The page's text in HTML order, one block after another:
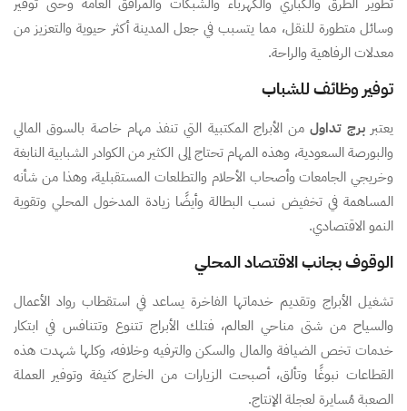
تطوير الطرق والكباري والكهرباء والشبكات والمرافق العامة وحتى توفير
وسائل متطورة للنقل، مما يتسبب في جعل المدينة أكثر حيوية والتعزيز من
معدلات الرفاهية والراحة.
توفير وظائف للشباب
يعتبربرج تداول من الأبراج المكتبية التي تنفذ مهام خاصة بالسوق المالي
والبورصة السعودية، وهذه المهام تحتاج إلى الكثير من الكوادر الشبابية النابغة
وخريجي الجامعات وأصحاب الأحلام والتطلعات المستقبلية، وهذا من شأنه
المساهمة في تخفيض نسب البطالة وأيضًا زيادة المدخول المحلي وتقوية
النمو الاقتصادي.
الوقوف بجانب الاقتصاد المحلي
تشغيل الأبراج وتقديم خدماتها الفاخرة يساعد في استقطاب رواد الأعمال
والسياح من شتى مناحي العالم، فتلك الأبراج تتنوع وتتنافس في ابتكار
خدمات تخص الضيافة والمال والسكن والترفيه وخلافه، وكلها شهدت هذه
القطاعات نبوغًا وتألق، أصبحت الزيارات من الخارج كثيفة وتوفير العملة
الصعبة مُسايرة لعجلة الإنتاج.